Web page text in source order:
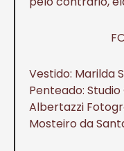
Vestido: Marilda
Penteado:
Albertazzi
Mosteiro da